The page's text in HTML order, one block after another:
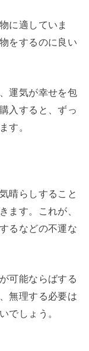
に適していま
をするのに良い
運気が幸せを包
入すると、ずっ
す。
晴らしすること
ます。これが、
るなどの不運な
可能ならばする
無理する必要は
でしょう。